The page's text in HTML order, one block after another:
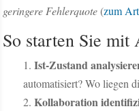
geringere Fehlerquote(zum
So starten Sie mit
Ist-Zustand
automatisiert? Wo liegen
Kollaboration